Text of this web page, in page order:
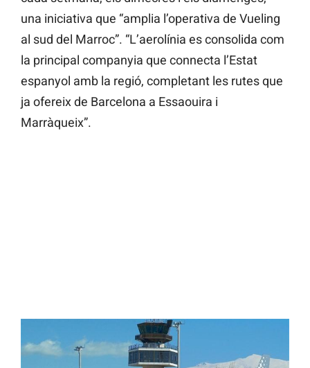
una iniciativa que “amplia l’operativa de Vueling
al sud del Marroc”. “L’aerolínia es consolida com
la principal companyia que connecta l’Estat
espanyol amb la regió, completant les rutes que
ja ofereix de Barcelona a Essaouira i
Marràqueix”.